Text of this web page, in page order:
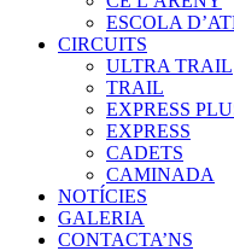
ESCOLA
CIRCUITS
ULTRA TRAIL
TRAIL
EXPRESS
EXPRESS
CADETS
CAMINADA
NOTÍCIES
GALERIA
CONTACTA’NS